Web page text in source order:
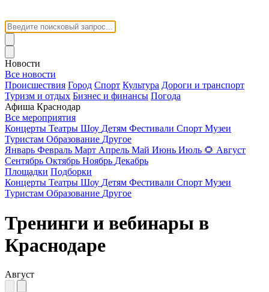
Новости
Все новости
Происшествия Город Спорт Культура Дороги и транспорт
Туризм и отдых Бизнес и финансы Погода
Афиша Краснодар
Все мероприятия
Концерты Театры Шоу Детям Фестивали Спорт Музеи
Туристам Образование Другое
Январь Февраль Март Апрель Май Июнь Июль 🌻 Август
Сентябрь Октябрь Ноябрь Декабрь
Площадки Подборки
Концерты Театры Шоу Детям Фестивали Спорт Музеи
Туристам Образование Другое
Тренинги и вебинары в
Краснодаре
Август